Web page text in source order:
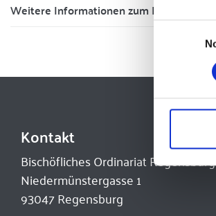
Weitere Informationen zum Datenschutz
Kontakt
Bischöfliches Ordinariat Regensburg
Niedermünstergasse 1
93047 Regensburg